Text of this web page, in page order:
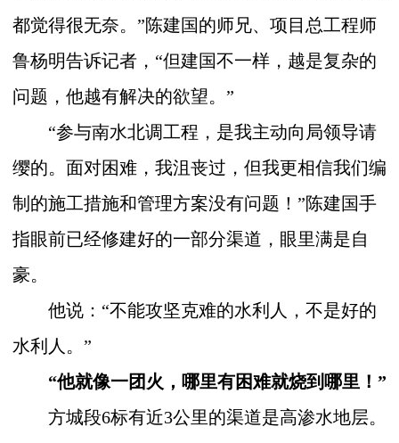
都觉得很无奈。”陈建国的师兄、项目总工程师
鲁杨明告诉记者，“但建国不一样，越是复杂的
问题，他越有解决的欲望。”
“参与南水北调工程，是我主动向局领导请
缨的。面对困难，我沮丧过，但我更相信我们编
制的施工措施和管理方案没有问题！”陈建国手
指眼前已经修建好的一部分渠道，眼里满是自
豪。
他说：“不能攻坚克难的水利人，不是好的
水利人。”
“他就像一团火，哪里有困难就烧到哪里！”
方城段6标有近3公里的渠道是高渗水地层。